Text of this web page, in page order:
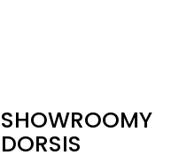
SHOWROOMY
DORSIS